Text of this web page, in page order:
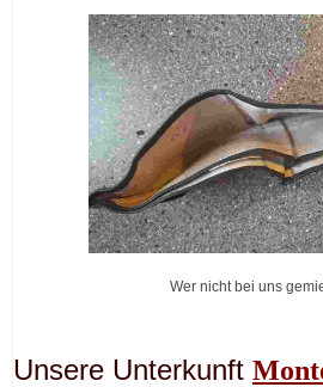
Wer nicht bei uns
Unsere Unterkunft